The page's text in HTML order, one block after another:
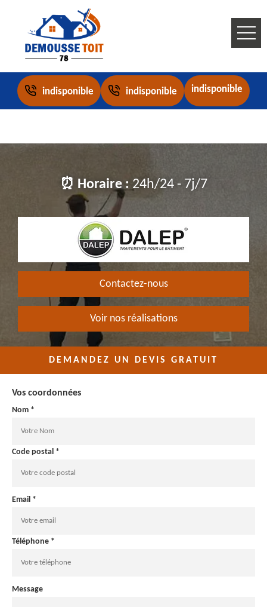
indisponible indisponible indisponible
⏰ Horaire : 24h/24 - 7j/7
Contactez-nous
Voir nos réalisations
DEMANDEZ UN DEVIS GRATUIT
Vos coordonnées
Nom *
Code postal *
Email *
Téléphone *
Message